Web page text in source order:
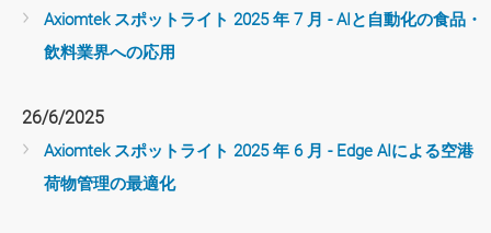
Axiomtek スポットライト 2025 年 7 月 - AIと自動化の食品・
飲料業界への応用
26/6/2025
Axiomtek スポットライト 2025 年 6 月 - Edge AIによる空港
荷物管理の最適化